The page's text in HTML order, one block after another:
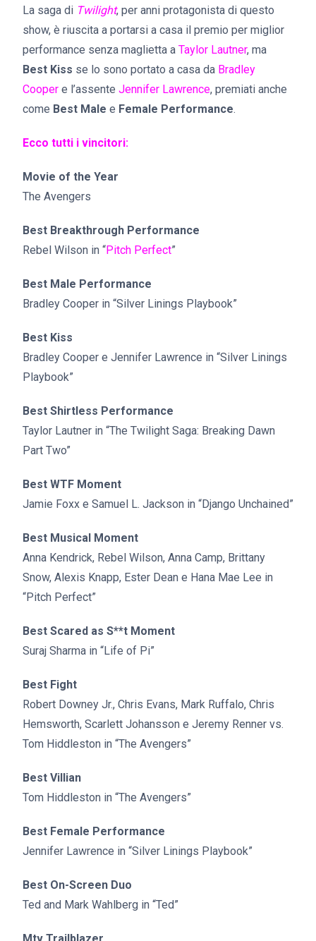
La saga di Twilight, per anni protagonista di questo
show, è riuscita a portarsi a casa il premio per miglior
performance senza maglietta a Taylor Lautner, ma
Best Kiss se lo sono portato a casa da Bradley
Cooper e l’assente Jennifer Lawrence, premiati anche
come Best Male e Female Performance.
Ecco tutti i vincitori:
Movie of the Year
The Avengers
Best Breakthrough Performance
Rebel Wilson in “Pitch Perfect”
Best Male Performance
Bradley Cooper in “Silver Linings Playbook”
Best Kiss
Bradley Cooper e Jennifer Lawrence in “Silver Linings
Playbook”
Best Shirtless Performance
Taylor Lautner in “The Twilight Saga: Breaking Dawn
Part Two”
Best WTF Moment
Jamie Foxx e Samuel L. Jackson in “Django Unchained”
Best Musical Moment
Anna Kendrick, Rebel Wilson, Anna Camp, Brittany
Snow, Alexis Knapp, Ester Dean e Hana Mae Lee in
“Pitch Perfect”
Best Scared as S**t Moment
Suraj Sharma in “Life of Pi”
Best Fight
Robert Downey Jr., Chris Evans, Mark Ruffalo, Chris
Hemsworth, Scarlett Johansson e Jeremy Renner vs.
Tom Hiddleston in “The Avengers”
Best Villian
Tom Hiddleston in “The Avengers”
Best Female Performance
Jennifer Lawrence in “Silver Linings Playbook”
Best On-Screen Duo
Ted and Mark Wahlberg in “Ted”